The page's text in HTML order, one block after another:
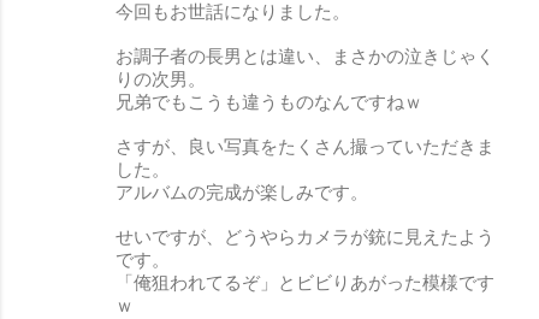
今回もお世話になりました。
お調子者の長男とは違い、まさかの泣きじゃく
りの次男。
兄弟でもこうも違うものなんですねｗ
さすが、良い写真をたくさん撮っていただきま
した。
アルバムの完成が楽しみです。
せいですが、どうやらカメラが銃に見えたよう
です。
「俺狙われてるぞ」とビビりあがった模様です
ｗ